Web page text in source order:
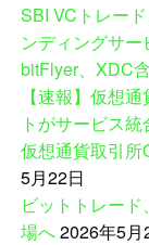
SBI VCトレー
ンディングサ
bitFlyer、XDC
【速報】仮想
トがサービス統
仮想通貨取引
5月22日
ビットトレー
場へ2026年5月